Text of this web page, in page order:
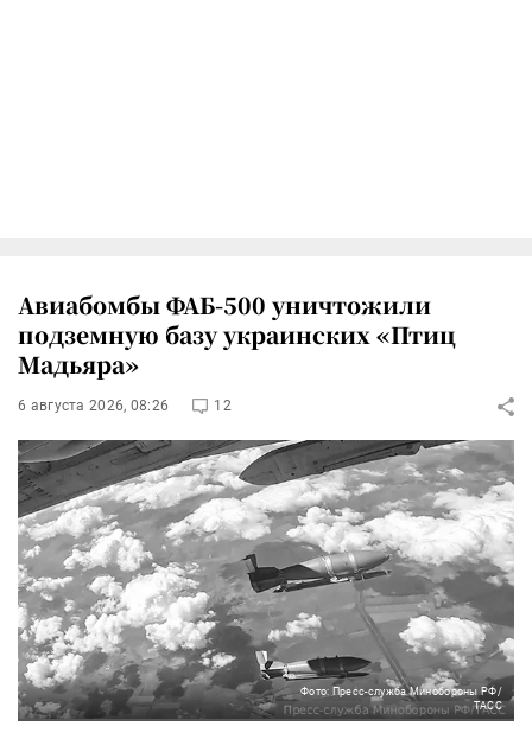
Авиабомбы ФАБ-500 уничтожили
подземную базу украинских «Птиц
Мадьяра»
6 августа 2026, 08:26 12
Фото: Пресс-служба Минобороны РФ/
ТАСС